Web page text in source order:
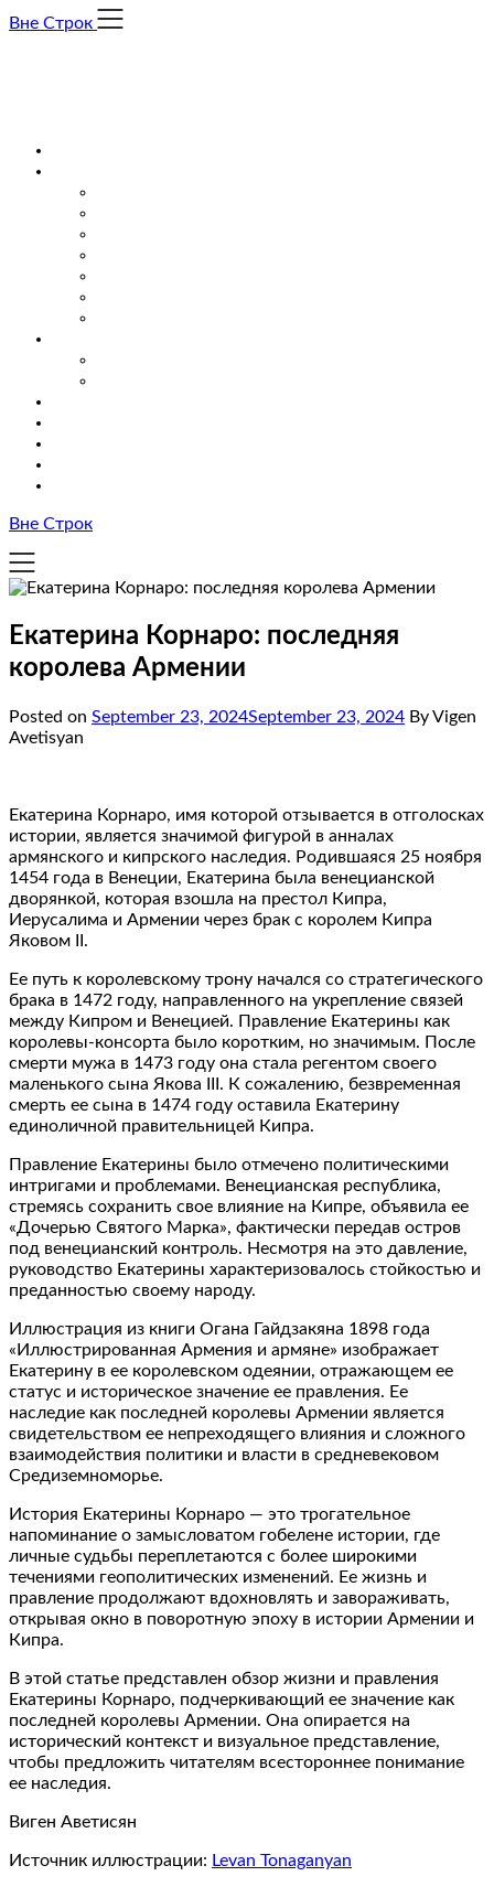
Skip
Вне Строк
Вне Строк
Екатерина Корнаро: последняя
королева Армении
Posted on September 23, 2024September 23, 2024 By Vigen
Avetisyan
Екатерина Корнаро, имя которой отзывается в отголосках
истории, является значимой фигурой в анналах
армянского и кипрского наследия. Родившаяся 25 ноября
1454 года в Венеции, Екатерина была венецианской
дворянкой, которая взошла на престол Кипра,
Иерусалима и Армении через брак с королем Кипра
Яковом II.
Ее путь к королевскому трону начался со стратегического
брака в 1472 году, направленного на укрепление связей
между Кипром и Венецией. Правление Екатерины как
королевы-консорта было коротким, но значимым. После
смерти мужа в 1473 году она стала регентом своего
маленького сына Якова III. К сожалению, безвременная
смерть ее сына в 1474 году оставила Екатерину
единоличной правительницей Кипра.
Правление Екатерины было отмечено политическими
интригами и проблемами. Венецианская республика,
стремясь сохранить свое влияние на Кипре, объявила ее
«Дочерью Святого Марка», фактически передав остров
под венецианский контроль. Несмотря на это давление,
руководство Екатерины характеризовалось стойкостью и
преданностью своему народу.
Иллюстрация из книги Огана Гайдзакяна 1898 года
«Иллюстрированная Армения и армяне» изображает
Екатерину в ее королевском одеянии, отражающем ее
статус и историческое значение ее правления. Ее
наследие как последней королевы Армении является
свидетельством ее непреходящего влияния и сложного
взаимодействия политики и власти в средневековом
Средиземноморье.
История Екатерины Корнаро — это трогательное
напоминание о замысловатом гобелене истории, где
личные судьбы переплетаются с более широкими
течениями геополитических изменений. Ее жизнь и
правление продолжают вдохновлять и завораживать,
открывая окно в поворотную эпоху в истории Армении и
Кипра.
В этой статье представлен обзор жизни и правления
Екатерины Корнаро, подчеркивающий ее значение как
последней королевы Армении. Она опирается на
исторический контекст и визуальное представление,
чтобы предложить читателям всестороннее понимание
ее наследия.
Виген Аветисян
Источник иллюстрации: Levan Tonaganyan